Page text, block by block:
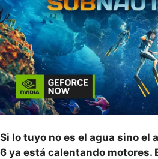
Si lo tuyo no es el agua sino el
6 ya está calentando motores.